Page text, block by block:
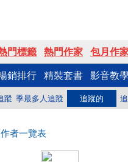
門標籤 熱門作家 包月作
銷排行 精裝套書 影音教
蹤 季最多人追蹤 追蹤的
者一覽表